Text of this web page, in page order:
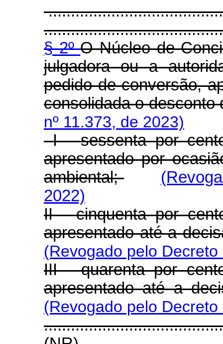
§ 2ºO Núcleo de
julgadora ou a
pedido de conversão,
consolidada o desconto
nº 11.373, de 2023)
I - sessenta por
apresentado por
ambiental;
2022)
II - cinquenta por
apresentado até a
(Revogado pelo
III - quarenta por
apresentado até a
(Revogado pelo